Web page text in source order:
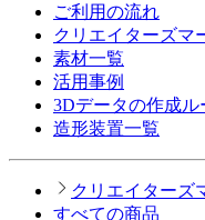
ご利用の流れ
クリエイターズマ
素材一覧
活用事例
3Dデータの作成ル
造形装置一覧
クリエイターズ
すべての商品